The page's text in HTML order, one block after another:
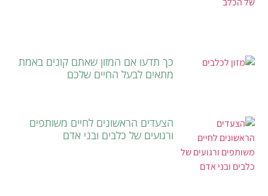
כך תדעו אם המזון שאתם קונים באמת
מתאים לבעל החיים שלכם
הצעדים הראשונים לחיים משותפים
ורגועים של כלבים ובני אדם